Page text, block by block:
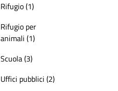
Rifugio (1)
Rifugio per
animali (1)
Scuola (3)
Uffici pubblici (2)